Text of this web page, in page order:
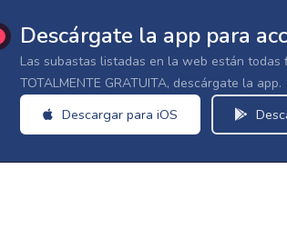
Descárgate la app para
Las subastas listadas en la web están
TOTALMENTE GRATUITA, descárgate la app.
Descargar para iOS